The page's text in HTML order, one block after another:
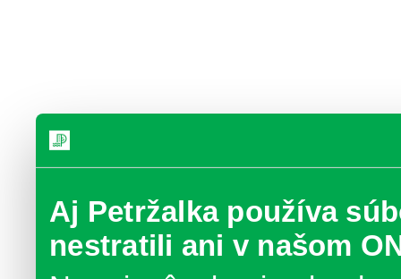
Aj Petržalka používa
nestratili ani v našom